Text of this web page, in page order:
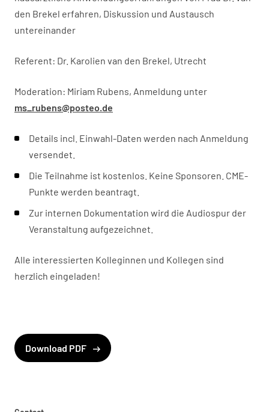
den Brekel erfahren, Diskussion und Austausch
untereinander
Referent: Dr. Karolien van den Brekel, Utrecht
Moderation: Miriam Rubens, Anmeldung unter
ms_rubens@posteo.de
Details incl. Einwahl-Daten werden nach Anmeldung
versendet.
Die Teilnahme ist kostenlos. Keine Sponsoren. CME-
Punkte werden beantragt.
Zur internen Dokumentation wird die Audiospur der
Veranstaltung aufgezeichnet.
Alle interessierten Kolleginnen und Kollegen sind
herzlich eingeladen!
Download PDF